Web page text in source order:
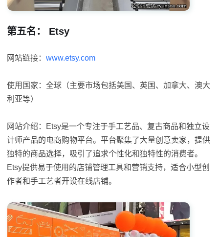
第五名： Etsy
网站链接： www.etsy.com
使用国家：全球（主要市场包括美国、英国、加拿大、澳大
利亚等）
网站介绍：Etsy是一个专注于手工艺品、复古商品和独立设
计师产品的电商购物平台。平台聚集了大量创意卖家，提供
独特的商品选择，吸引了追求个性化和独特性的消费者。
Etsy提供易于使用的店铺管理工具和营销支持，适合小型创
作者和手工艺者开设在线店铺。